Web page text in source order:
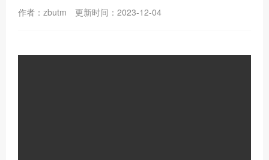
作者：zbutm 更新时间：2023-12-04